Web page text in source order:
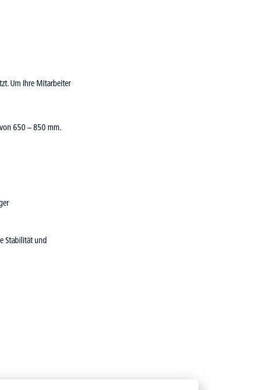
Um Ihre Mitarbeiter
650 – 850 mm.
Stabilität und